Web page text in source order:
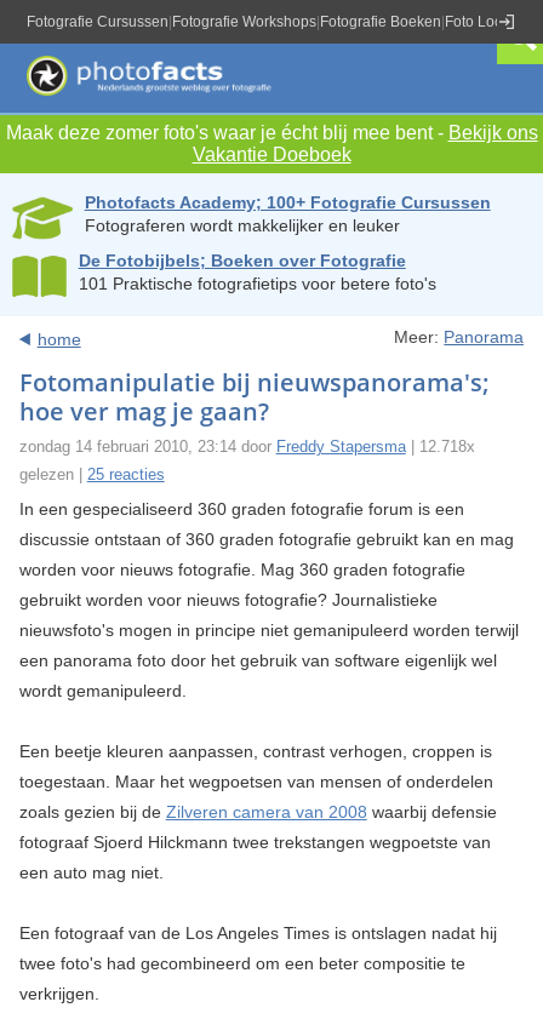
Fotografie Cursussen Fotografie Workshops Fotografie Boeken Foto Locaties
Maak deze zomer foto's waar je écht blij mee bent - Bekijk ons
Vakantie Doeboek
Photofacts Academy; 100+ Fotografie Cursussen
Fotograferen wordt makkelijker en leuker
De Fotobijbels; Boeken over Fotografie
101 Praktische fotografietips voor betere foto's
home Meer: Panorama
Fotomanipulatie bij nieuwspanorama's;
hoe ver mag je gaan?
zondag 14 februari 2010, 23:14 door Freddy Stapersma| 12.718x
gelezen | 25 reacties
In een gespecialiseerd 360 graden fotografie forum is een
discussie ontstaan of 360 graden fotografie gebruikt kan en mag
worden voor nieuws fotografie. Mag 360 graden fotografie
gebruikt worden voor nieuws fotografie? Journalistieke
nieuwsfoto's mogen in principe niet gemanipuleerd worden terwijl
een panorama foto door het gebruik van software eigenlijk wel
wordt gemanipuleerd.
Een beetje kleuren aanpassen, contrast verhogen, croppen is
toegestaan. Maar het wegpoetsen van mensen of onderdelen
zoals gezien bij de Zilveren camera van 2008 waarbij defensie
fotograaf Sjoerd Hilckmann twee trekstangen wegpoetste van
een auto mag niet.
Een fotograaf van de Los Angeles Times is ontslagen nadat hij
twee foto's had gecombineerd om een beter compositie te
verkrijgen.